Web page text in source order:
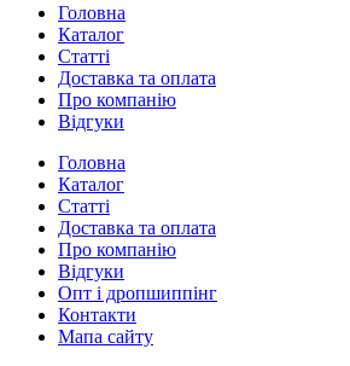
Головна
Каталог
Статті
Доставка та оплата
Про компанію
Відгуки
Головна
Каталог
Статті
Доставка та оплата
Про компанію
Відгуки
Опт і дропшиппінг
Контакти
Мапа сайту